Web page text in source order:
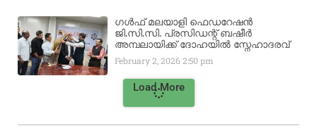
ഗൾഫ് മലയാളി ഫെഡറേഷൻ
ജി.സി.സി. പ്രസിഡന്റ് ബഷീർ
അമ്പലായിക്ക് ദോഹയിൽ സ്നേഹാദരവ്
February 2, 20262:50 pm
Load More